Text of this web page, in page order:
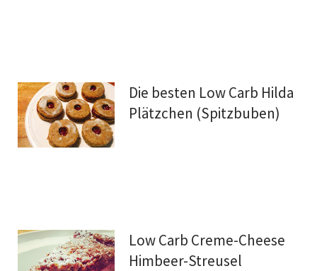
Die besten Low Carb Hilda
Plätzchen (Spitzbuben)
Low Carb Creme-Cheese
Himbeer-Streusel